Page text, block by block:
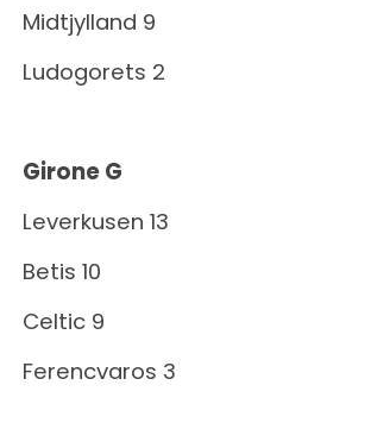
Midtjylland 9
Ludogorets 2
Girone G
Leverkusen 13
Betis 10
Celtic 9
Ferencvaros 3